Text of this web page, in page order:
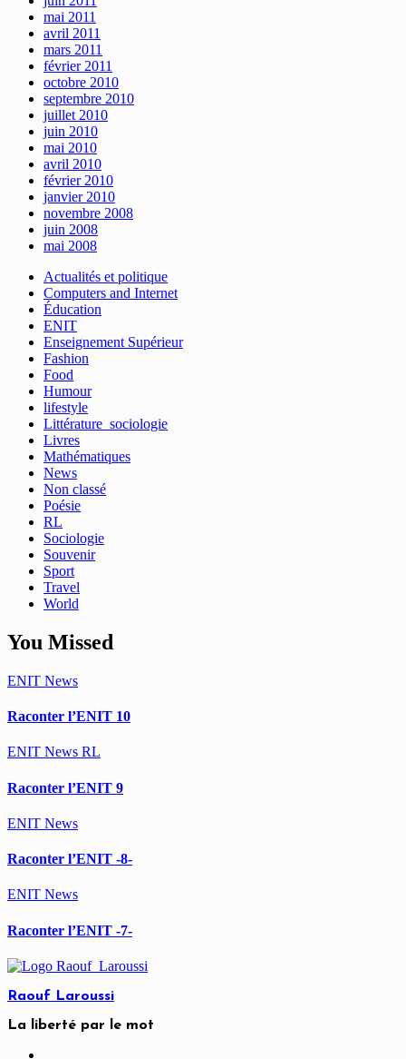
mai 2011
avril 2011
mars 2011
février 2011
octobre 2010
septembre 2010
juillet 2010
juin 2010
mai 2010
avril 2010
février 2010
janvier 2010
novembre 2008
juin 2008
mai 2008
Actualités et politique
Computers and Internet
Éducation
ENIT
Enseignement Supérieur
Fashion
Food
Humour
lifestyle
Littérature_sociologie
Livres
Mathématiques
News
Non classé
Poésie
RL
Sociologie
Souvenir
Sport
Travel
World
You Missed
ENIT News
Raconter l’ENIT 10
ENIT News RL
Raconter l’ENIT 9
ENIT News
Raconter l’ENIT -8-
ENIT News
Raconter l’ENIT -7-
Raouf Laroussi
La liberté par le mot